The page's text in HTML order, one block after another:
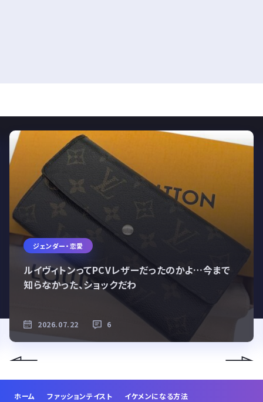
ジェンダー・恋愛
ルイヴィトンってPCVレザーだったのかよ…今まで
知らなかった、ショックだわ
2026.07.22 6
ホーム ファッションテイスト イケメンになる方法